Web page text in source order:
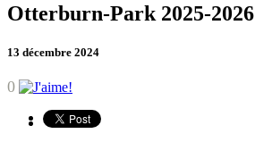
Otterburn-Park 2025-2026
13 décembre 2024
0